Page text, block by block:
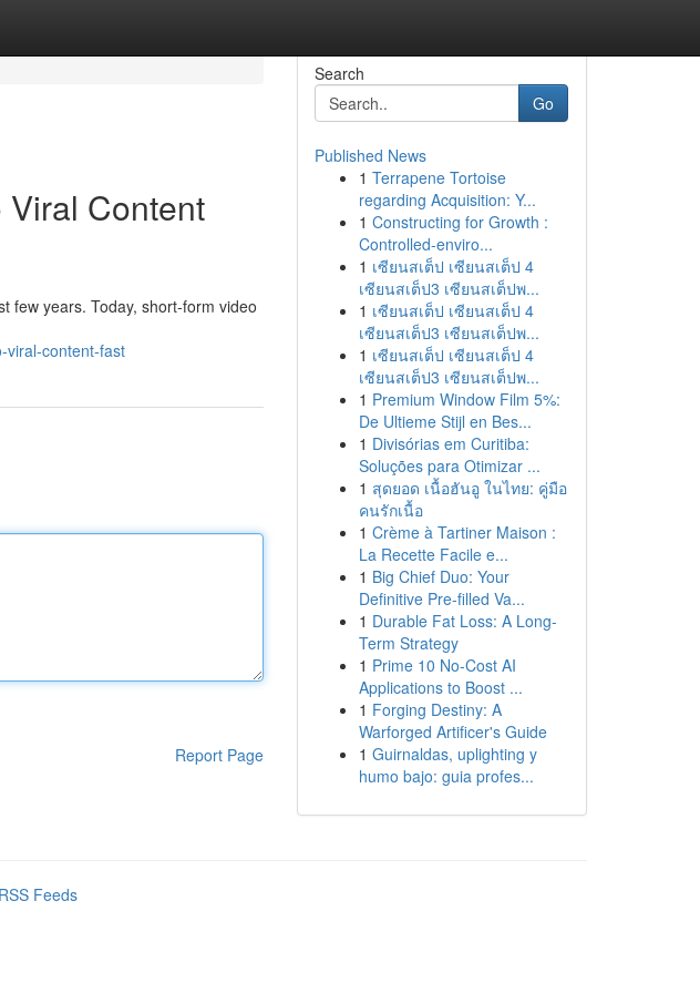
Viral Content
few years. Today, short-form video
viral-content-fast
Report Page
Search
Go
Published News
1 Terrapene Tortoise
regarding Acquisition: Y...
1 Constructing for Growth :
Controlled-enviro...
1 เซียนสเต็ป เซียนสเต็ป 4
เซียนสเต็ป3 เซียนสเต็ปพ...
1 เซียนสเต็ป เซียนสเต็ป 4
เซียนสเต็ป3 เซียนสเต็ปพ...
1 เซียนสเต็ป เซียนสเต็ป 4
เซียนสเต็ป3 เซียนสเต็ปพ...
1 Premium Window Film 5%:
De Ultieme Stijl en Bes...
1 Divisórias em Curitiba:
Soluções para Otimizar ...
1 สุดยอด เนื้อฮันอู ในไทย: คู่มือ
คนรักเนื้อ
1 Crème à Tartiner Maison :
La Recette Facile e...
1 Big Chief Duo: Your
Definitive Pre-filled Va...
1 Durable Fat Loss: A Long-
Term Strategy
1 Prime 10 No-Cost AI
Applications to Boost ...
1 Forging Destiny: A
Warforged Artificer's Guide
1 Guirnaldas, uplighting y
humo bajo: guia profes...
Feeds